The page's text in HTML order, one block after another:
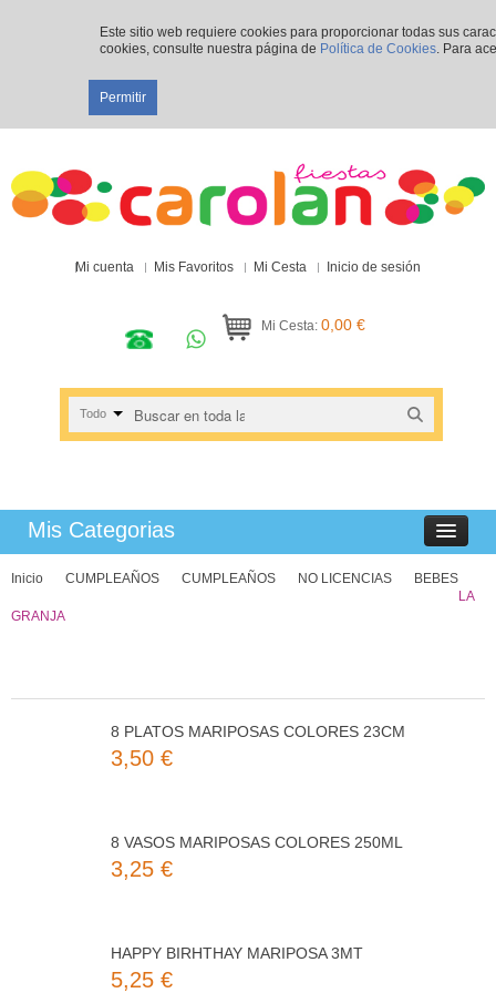
Este sitio web requiere cookies para proporcionar todas sus
cookies, consulte nuestra página de Política de Cookies. Para
Permitir
Mi cuenta Mis Favoritos Mi Cesta Inicio de sesión
Mi Cesta: 0,00 €
Todo
Mis Categorias
Inicio CUMPLEAÑOS CUMPLEAÑOS NO LICENCIAS
BEBES
LA
GRANJA
8 PLATOS MARIPOSAS COLORES 23CM
3,50 €
8 VASOS MARIPOSAS COLORES 250ML
3,25 €
HAPPY BIRHTHAY MARIPOSA 3MT
5,25 €